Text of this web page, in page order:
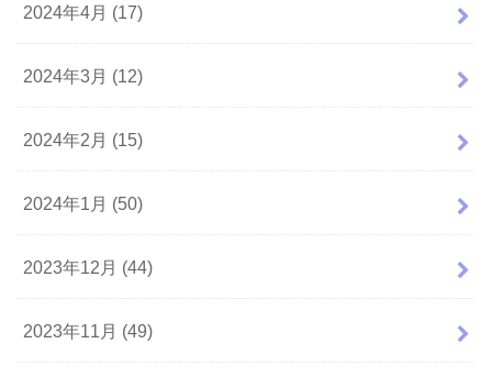
2024年4月 (17)
2024年3月 (12)
2024年2月 (15)
2024年1月 (50)
2023年12月 (44)
2023年11月 (49)